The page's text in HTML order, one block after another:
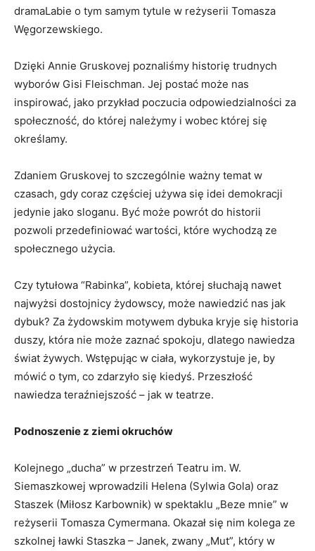
dramaLabie o tym samym tytule w reżyserii Tomasza
Węgorzewskiego.
Dzięki Annie Gruskovej poznaliśmy historię trudnych
wyborów Gisi Fleischman. Jej postać może nas
inspirować, jako przykład poczucia odpowiedzialności za
społeczność, do której należymy i wobec której się
określamy.
Zdaniem Gruskovej to szczególnie ważny temat w
czasach, gdy coraz częściej używa się idei demokracji
jedynie jako sloganu. Być może powrót do historii
pozwoli przedefiniować wartości, które wychodzą ze
społecznego użycia.
Czy tytułowa “Rabinka”, kobieta, której słuchają nawet
najwyżsi dostojnicy żydowscy, może nawiedzić nas jak
dybuk? Za żydowskim motywem dybuka kryje się historia
duszy, która nie może zaznać spokoju, dlatego nawiedza
świat żywych. Wstępując w ciała, wykorzystuje je, by
mówić o tym, co zdarzyło się kiedyś. Przeszłość
nawiedza teraźniejszość – jak w teatrze.
Podnoszenie z ziemi okruchów
Kolejnego „ducha” w przestrzeń Teatru im. W.
Siemaszkowej wprowadzili Helena (Sylwia Gola) oraz
Staszek (Miłosz Karbownik) w spektaklu „Beze mnie” w
reżyserii Tomasza Cymermana. Okazał się nim kolega ze
szkolnej ławki Staszka – Janek, zwany „Mut”, który w